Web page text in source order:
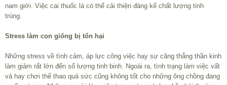
nam giới. Việc cai thuốc lá có thể cải thiện đáng kể chất lượng tinh
trùng.
Stress làm con giống bị tổn hại
Những stress về tình cảm, áp lực công việc hay sự căng thẳng thần kinh
làm giảm rất lớn đến số lượng tinh binh. Ngoài ra, tình trạng làm việc vất
vả hay chơi thể thao quá sức cũng không tốt cho những ông chồng đang